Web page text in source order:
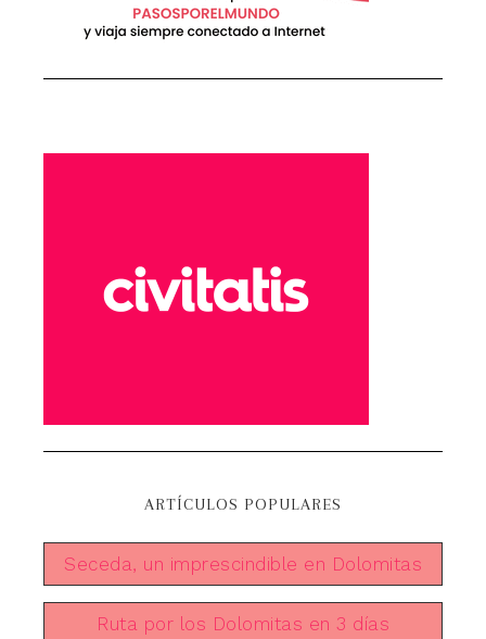
ARTÍCULOS POPULARES
Seceda, un imprescindible en Dolomitas
Ruta por los Dolomitas en 3 días